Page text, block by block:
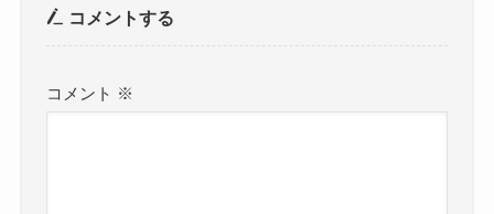
コメントする
コメント ※